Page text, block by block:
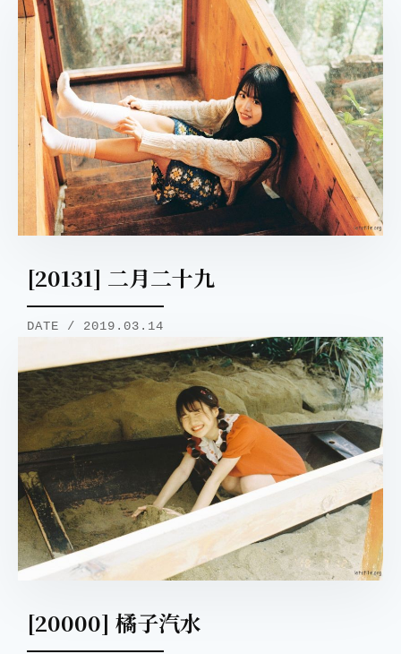
[20131] 二月二十九
DATE / 2019.03.14
[20000] 橘子汽水